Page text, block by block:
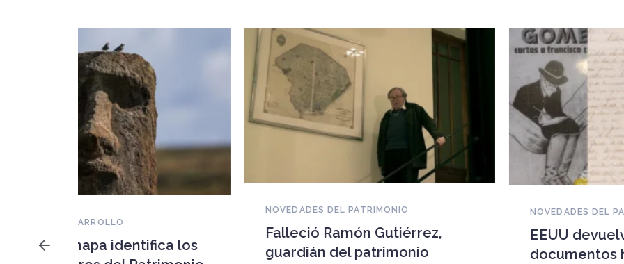
Falleció Ramón Gutiérrez,
guardián del patrimonio
NOVEDADES DEL PATRIMONIO
EEUU devuelve a Cuba
documentos históricos